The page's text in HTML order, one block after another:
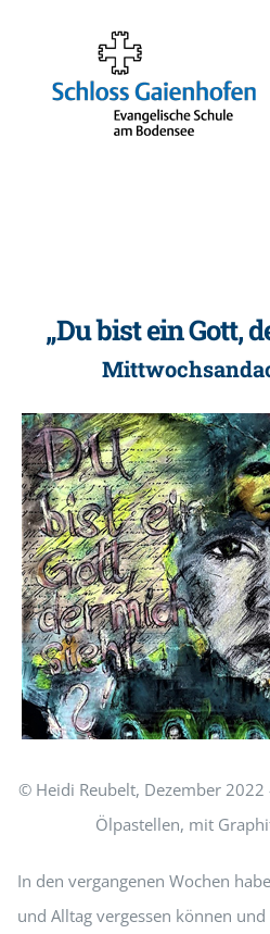
Werkzeugleiste öffnen
springen
„Du bist ein Gott,
© Heidi Reubelt, Dezember
Ölpastellen, mit
In den vergangenen Wochen
und Alltag vergessen können